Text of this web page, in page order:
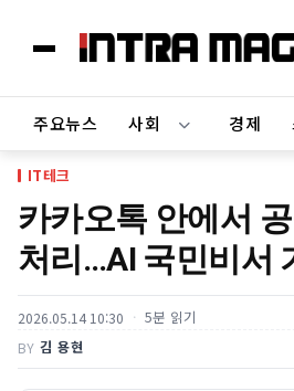
주요뉴스 사회 경제
IT테크
카카오톡 안에서
처리…AI 국민비서
2026.05.14 10:30 5분 읽기
BY 김 용현